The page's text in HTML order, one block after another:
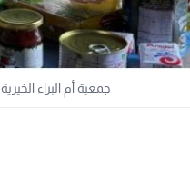
جمعية أم البراء الخيرية